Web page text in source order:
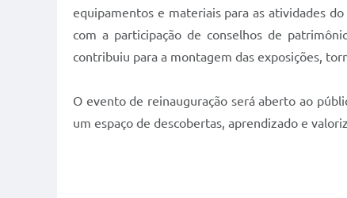
equipamentos e materiais para as atividades
com a participação de conselhos de
contribuiu para a montagem das exposições,
O evento de reinauguração será aberto ao
um espaço de descobertas, aprendizado e